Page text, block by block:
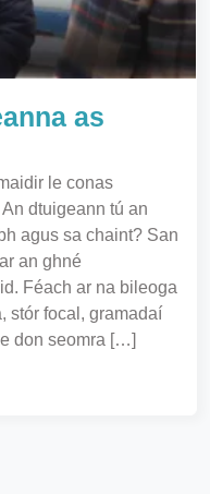
as
le conas
dtuigeann tú an
agus sa chaint? San
an ghné
Féach ar na bileoga
stór focal, gramadaí
don seomra […]